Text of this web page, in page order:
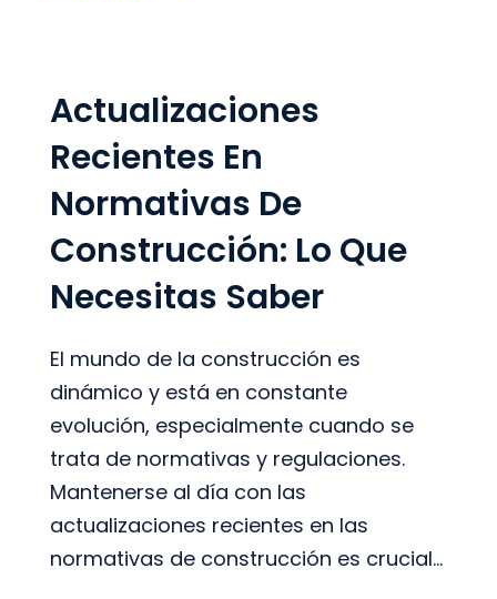
Actualizaciones
Recientes En
Normativas De
Construcción: Lo Que
Necesitas Saber
El mundo de la construcción es
dinámico y está en constante
evolución, especialmente cuando se
trata de normativas y regulaciones.
Mantenerse al día con las
actualizaciones recientes en las
normativas de construcción es crucial...